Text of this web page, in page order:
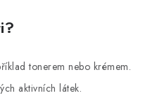
tonerem nebo krémem.
aktivních látek.